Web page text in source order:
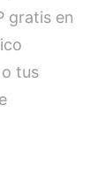
gratis en
tus